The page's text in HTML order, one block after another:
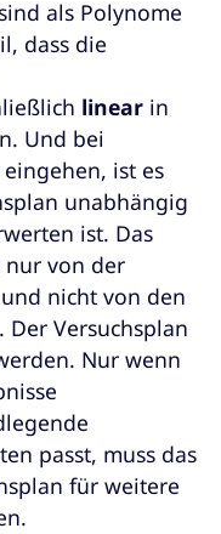
als Polynome
dass die
linear in
Und bei
ist es
unabhängig
ist. Das
nur von der
nicht von den
Der Versuchsplan
Nur wenn
passt, muss das
für weitere